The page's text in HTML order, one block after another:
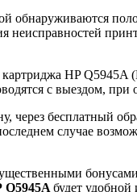
обнаруживаются
неисправностей
картриджа HP
с выездом, при
через бесплатный
случае
Q5945A будет